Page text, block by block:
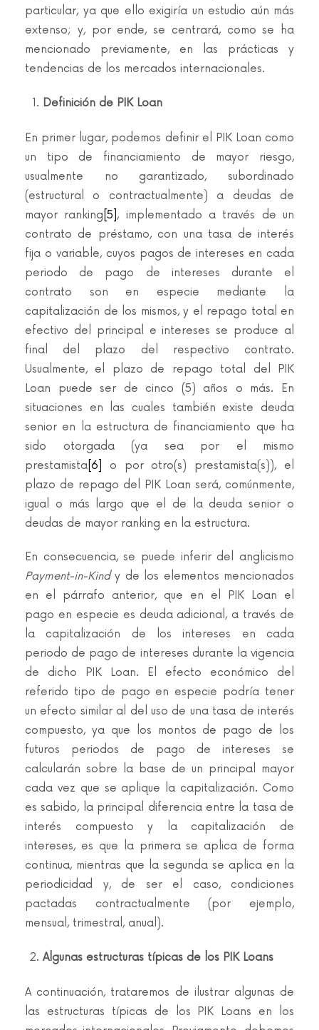
particular, ya que ello exigiría un estudio aún más
extenso; y, por ende, se centrará, como se ha
mencionado previamente, en las prácticas y
tendencias de los mercados internacionales.
Definición de PIK Loan
En primer lugar, podemos definir el PIK Loan como
un tipo de financiamiento de mayor riesgo,
usualmente no garantizado, subordinado
(estructural o contractualmente) a deudas de
mayor ranking [5], implementado a través de un
contrato de préstamo, con una tasa de interés
fija o variable, cuyos pagos de intereses en cada
periodo de pago de intereses durante el
contrato son en especie mediante la
capitalización de los mismos, y el repago total en
efectivo del principal e intereses se produce al
final del plazo del respectivo contrato.
Usualmente, el plazo de repago total del PIK
Loan puede ser de cinco (5) años o más. En
situaciones en las cuales también existe deuda
senior en la estructura de financiamiento que ha
sido otorgada (ya sea por el mismo
prestamista [6]
o por otro(s) prestamista(s)), el
plazo de repago del PIK Loan será, comúnmente,
igual o más largo que el de la deuda senior o
deudas de mayor ranking en la estructura.
En consecuencia, se puede inferir del anglicismo
Payment-in-Kindy de los elementos mencionados
en el párrafo anterior, que en el PIK Loan el
pago en especie es deuda adicional, a través de
la capitalización de los intereses en cada
periodo de pago de intereses durante la vigencia
de dicho PIK Loan. El efecto económico del
referido tipo de pago en especie podría tener
un efecto similar al del uso de una tasa de interés
compuesto, ya que los montos de pago de los
futuros periodos de pago de intereses se
calcularán sobre la base de un principal mayor
cada vez que se aplique la capitalización. Como
es sabido, la principal diferencia entre la tasa de
interés compuesto y la capitalización de
intereses, es que la primera se aplica de forma
continua, mientras que la segunda se aplica en la
periodicidad y, de ser el caso, condiciones
pactadas contractualmente (por ejemplo,
mensual, trimestral, anual).
Algunas estructuras típicas de los PIK Loans
A continuación, trataremos de ilustrar algunas de
las estructuras típicas de los PIK Loans en los